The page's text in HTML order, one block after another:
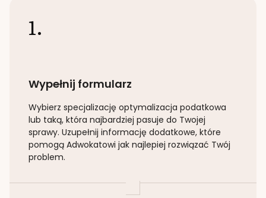
1.
Wypełnij formularz
Wybierz specjalizację optymalizacja podatkowa
lub taką, która najbardziej pasuje do Twojej
sprawy. Uzupełnij informację dodatkowe, które
pomogą Adwokatowi jak najlepiej rozwiązać Twój
problem.